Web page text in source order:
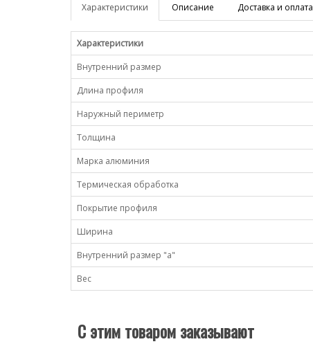
Характеристики Описание Доставка и оплата
Характеристики
Внутренний размер
Длина профиля
Наружный периметр
Толщина
Марка алюминия
Термическая обработка
Покрытие профиля
Ширина
Внутренний размер "a"
Вес
С этим товаром заказывают